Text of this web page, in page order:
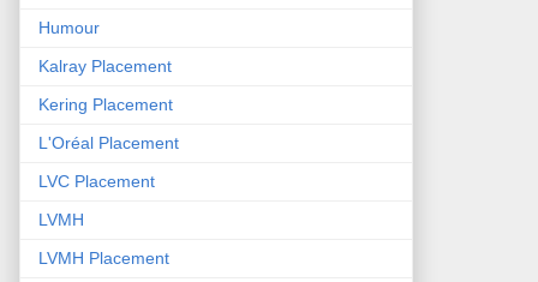
Humour
Kalray Placement
Kering Placement
L'Oréal Placement
LVC Placement
LVMH
LVMH Placement